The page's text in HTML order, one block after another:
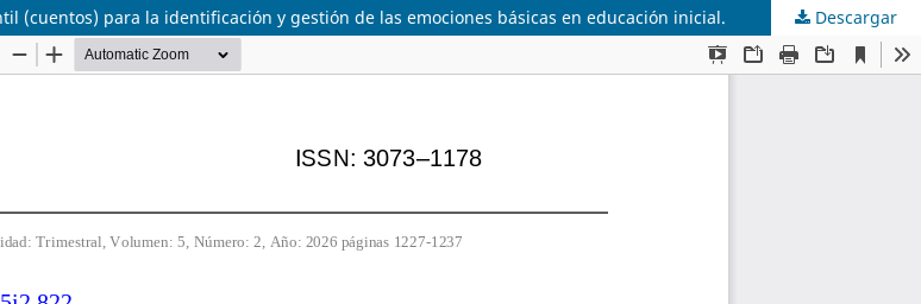
(cuentos) para la identificación y gestión de las emociones básicas en educación inicial. Descargar